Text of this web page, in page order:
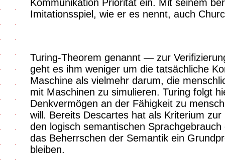
Kommunikation Priorität ein. Mit seinem
Imitationsspiel, wie er es nennt, auch
Turing-Theorem genannt — zur
geht es ihm weniger um die tatsächliche
Maschine als vielmehr darum, die
mit Maschinen zu simulieren. Turing folgt
Denkvermögen an der Fähigkeit zu
will. Bereits Descartes hat als Kriterium
den logisch semantischen
das Beherrschen der Semantik ein
bleiben.